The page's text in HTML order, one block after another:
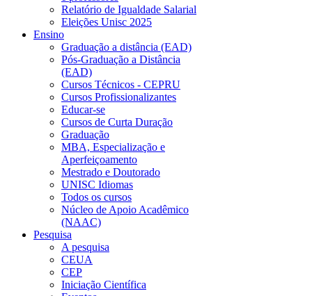
Relatório de Igualdade Salarial
Eleições Unisc 2025
Ensino
Graduação a distância (EAD)
Pós-Graduação a Distância
(EAD)
Cursos Técnicos - CEPRU
Cursos Profissionalizantes
Educar-se
Cursos de Curta Duração
Graduação
MBA, Especialização e
Aperfeiçoamento
Mestrado e Doutorado
UNISC Idiomas
Todos os cursos
Núcleo de Apoio Acadêmico
(NAAC)
Pesquisa
A pesquisa
CEUA
CEP
Iniciação Científica